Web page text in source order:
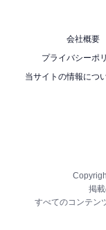
会社概要
プライバシーポ
当サイトの情報につ
掲
すべてのコンテン